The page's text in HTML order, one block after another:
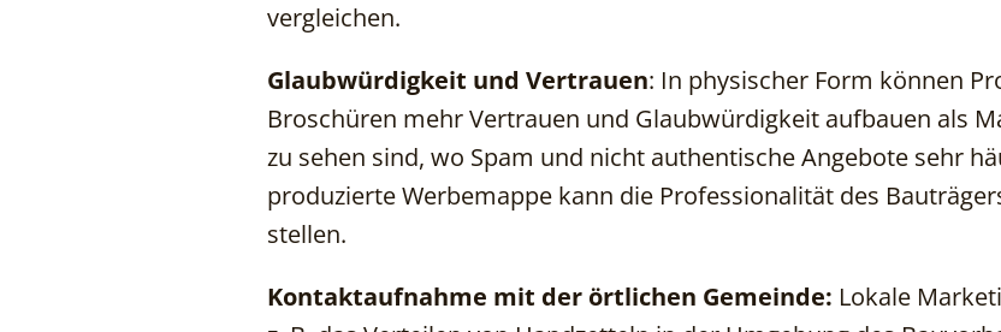
vergleichen.
Glaubwürdigkeit und Vertrauen: In physischer Form können
Broschüren mehr Vertrauen und Glaubwürdigkeit aufbauen als
zu sehen sind, wo Spam und nicht authentische Angebote sehr
produzierte Werbemappe kann die Professionalität des
stellen.
Kontaktaufnahme mit der örtlichen Gemeinde: Lokale